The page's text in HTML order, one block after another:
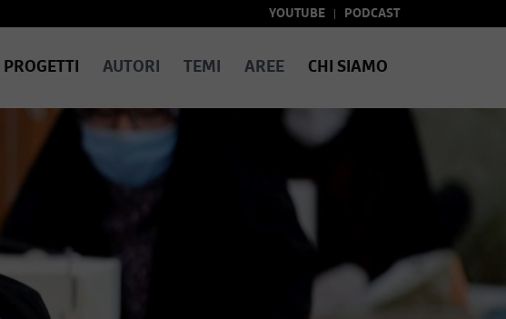
YOUTUBE PODCAST
PROGETTI AUTORI TEMI AREE CHI SIAMO